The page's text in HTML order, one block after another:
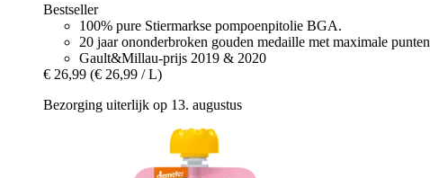
Bestseller
100% pure Stiermarkse pompoenpitolie BGA.
20 jaar ononderbroken gouden medaille met maximale punten
Gault&Millau-prijs 2019 & 2020
€ 26,99 (€ 26,99 / L)
Bezorging uiterlijk op 13. augustus